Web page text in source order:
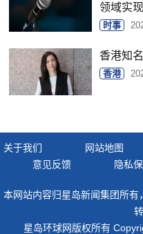
领域实
时事
香港知
香港
关于我们 网站地图
意见反馈
隐私
本网站内容归星岛新闻集团所
星岛环球网版权所有